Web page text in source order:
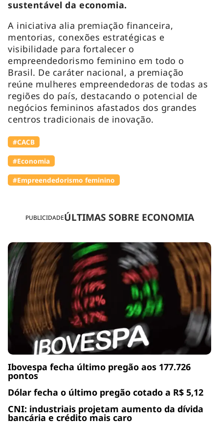
PUBLICIDADEÚLTIMAS SOBRE ECONOMIA
Ibovespa fecha último pregão aos 177.726
pontos
Dólar fecha o último pregão cotado a R$ 5,12
CNI: industriais projetam aumento da dívida
bancária e crédito mais caro
sustentável da economia.
A iniciativa alia premiação financeira,
mentorias, conexões estratégicas e
visibilidade para fortalecer o
empreendedorismo feminino em todo o
Brasil. De caráter nacional, a premiação
reúne mulheres empreendedoras de todas as
regiões do país, destacando o potencial de
negócios femininos afastados dos grandes
centros tradicionais de inovação.
#⁠CACB
#Economia
#Empreendedorismo feminino